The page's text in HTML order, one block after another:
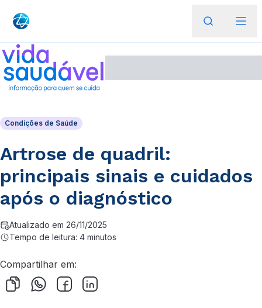
Condições de Saúde
Artrose de quadril:
principais sinais e cuidados
após o diagnóstico
Atualizado em 26/11/2025
Tempo de leitura: 4 minutos
Compartilhar em: